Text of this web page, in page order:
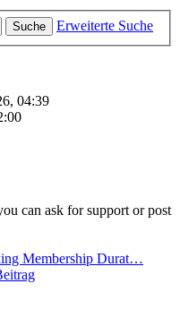
Suche Erweiterte Suche
04:39
can ask for support or post
Membership Durat…